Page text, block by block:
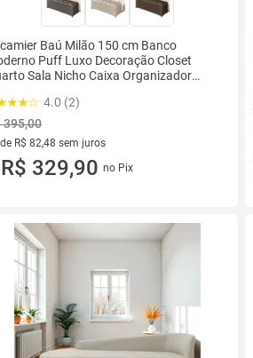
Baú Milão 150 cm Banco
Puff Luxo Decoração Closet
Sala Nicho Caixa Organizador
4.0 (2)
395,00
R$ 82,48 sem juros
de R$ 82,48 sem juros
R$ 329,90 no Pix